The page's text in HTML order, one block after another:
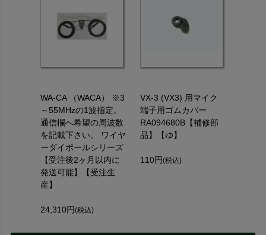
WA-CA （WACA） ※3
～55MHzの1波指定。
通信欄へ希望の周波数
を記載下さい。 ワイヤ
ーダイポールシリーズ
【受注後2ヶ月以内に
発送可能】【受注生
産】
24,310円 (税込)
VX-3 (VX3) 用マイク
端子用ゴムカバー
RA094680B【補修部
品】【ゆ】
110円 (税込)